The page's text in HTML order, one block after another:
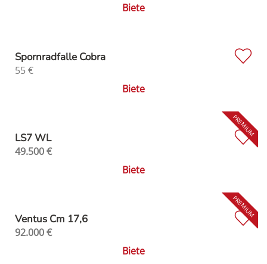
Biete
Spornradfalle Cobra
55€
Biete
LS7 WL
49.500€
Biete
Ventus Cm 17,6
92.000€
Biete